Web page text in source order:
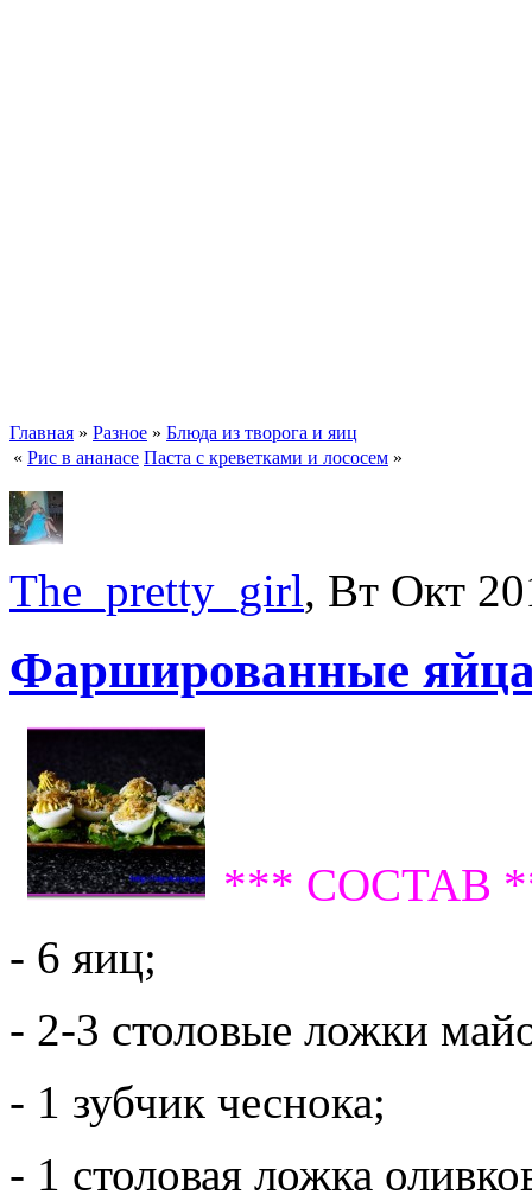
Главная » Разное » Блюда из творога и яиц
« Рис в ананасе Паста с креветками и лососем »
The_pretty_girl, Вт Окт
Фаршированные
*** СОСТАВ
- 6 яиц;
- 2-3 столовые ложки
- 1 зубчик чеснока;
- 1 столовая ложка